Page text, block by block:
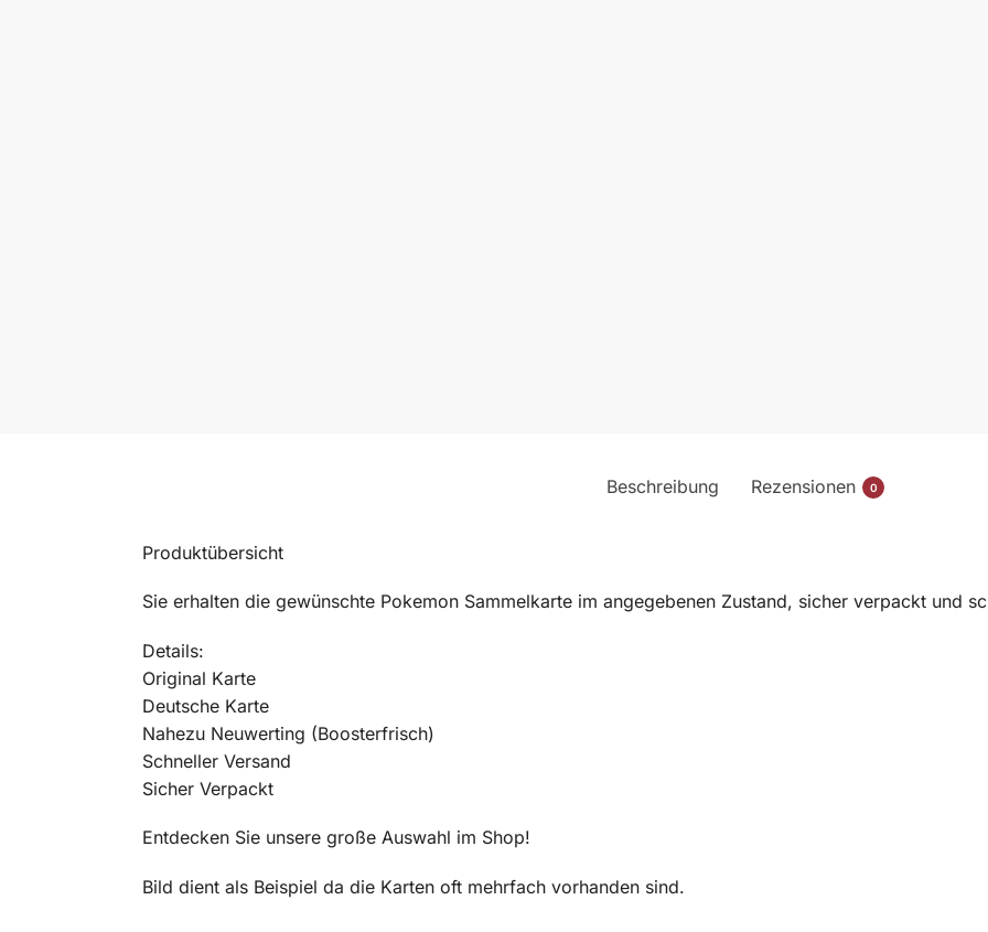
Beschreibung Rezensionen 0
Produktübersicht
Sie erhalten die gewünschte Pokemon Sammelkarte im angegebenen Zustand, sicher verpackt und
Details:
Original Karte
Deutsche Karte
Nahezu Neuwerting (Boosterfrisch)
Schneller Versand
Sicher Verpackt
Entdecken Sie unsere große Auswahl im Shop!
Bild dient als Beispiel da die Karten oft mehrfach vorhanden sind.